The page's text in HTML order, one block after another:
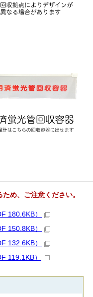
め、ご注意ください。
180.6KB）
150.8KB）
132.6KB）
119.1KB）